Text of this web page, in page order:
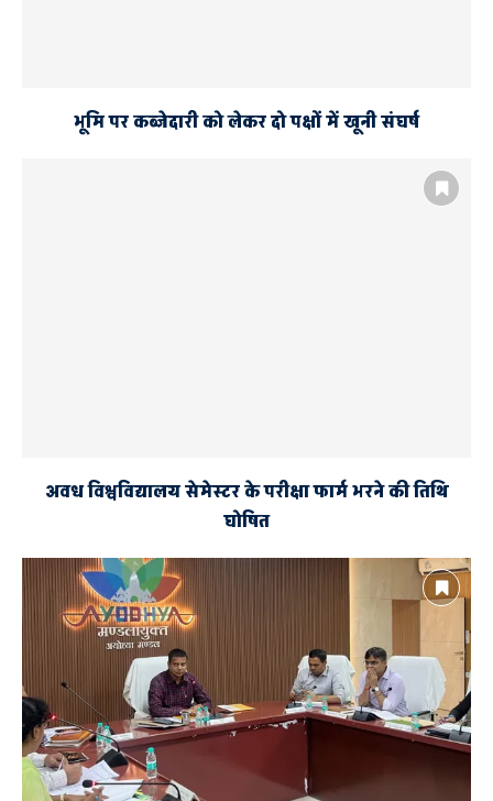
भूमि पर कब्जेदारी को लेकर दो पक्षों में खूनी संघर्ष
अवध विश्वविद्यालय सेमेस्टर के परीक्षा फार्म भरने की तिथि
घोषित